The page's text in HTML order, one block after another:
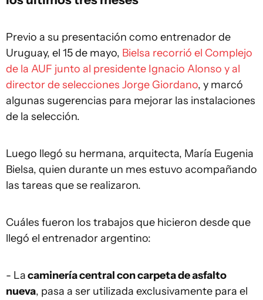
Previo a su presentación como entrenador de
Uruguay, el 15 de mayo, Bielsa recorrió el Complejo
de la AUF junto al presidente Ignacio Alonso y al
director de selecciones Jorge Giordano, y marcó
algunas sugerencias para mejorar las instalaciones
de la selección.
Luego llegó su hermana, arquitecta, María Eugenia
Bielsa, quien durante un mes estuvo acompañando
las tareas que se realizaron.
Cuáles fueron los trabajos que hicieron desde que
llegó el entrenador argentino:
- Lacaminería central con carpeta de asfalto
nueva, pasa a ser utilizada exclusivamente para el